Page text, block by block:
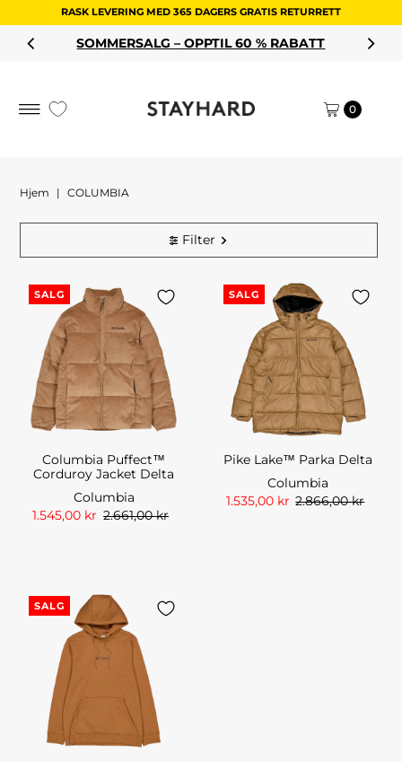
RASK LEVERING MED 365 DAGERS GRATIS RETURRETT
SOMMERSALG – OPPTIL 60 % RABATT
0
Hjem | COLUMBIA
Filter
SALG
Columbia Puffect™
Corduroy Jacket Delta
Columbia
1.545,00 kr 2.661,00 kr
SALG
Pike Lake™ Parka Delta
Columbia
1.535,00 kr 2.866,00 kr
SALG